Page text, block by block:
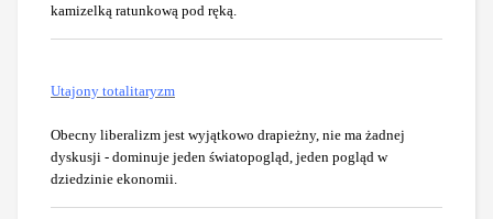
kamizelką ratunkową pod ręką.
Utajony totalitaryzm
Obecny liberalizm jest wyjątkowo drapieżny, nie ma żadnej
dyskusji - dominuje jeden światopogląd, jeden pogląd w
dziedzinie ekonomii.